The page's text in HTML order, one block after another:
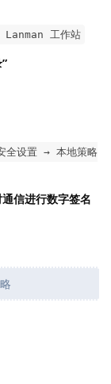
工作站
设置 → 本地策略
信进行数字签名